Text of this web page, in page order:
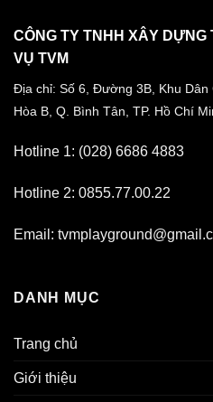
CÔNG TY TNHH XÂY DỰNG
VỤ TVM
Địa chỉ: Số 6, Đường 3B, Khu Dân
Hòa B, Q. Bình Tân, TP. Hồ Chí
Hotline 1: (028) 6686 4883
Hotline 2: 0855.77.00.22
Email:
DANH MỤC
Trang chủ
Giới thiệu